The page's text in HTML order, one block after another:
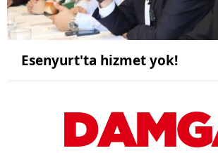
Esenyurt'ta hizmet yok!